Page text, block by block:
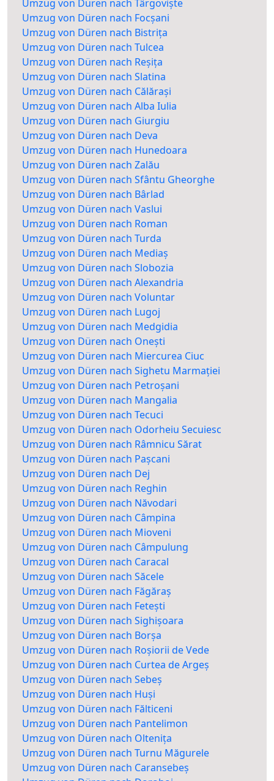
Umzug von Düren nach Târgoviște
Umzug von Düren nach Focșani
Umzug von Düren nach Bistrița
Umzug von Düren nach Tulcea
Umzug von Düren nach Reșița
Umzug von Düren nach Slatina
Umzug von Düren nach Călărași
Umzug von Düren nach Alba Iulia
Umzug von Düren nach Giurgiu
Umzug von Düren nach Deva
Umzug von Düren nach Hunedoara
Umzug von Düren nach Zalău
Umzug von Düren nach Sfântu Gheorghe
Umzug von Düren nach Bârlad
Umzug von Düren nach Vaslui
Umzug von Düren nach Roman
Umzug von Düren nach Turda
Umzug von Düren nach Mediaș
Umzug von Düren nach Slobozia
Umzug von Düren nach Alexandria
Umzug von Düren nach Voluntar
Umzug von Düren nach Lugoj
Umzug von Düren nach Medgidia
Umzug von Düren nach Onești
Umzug von Düren nach Miercurea Ciuc
Umzug von Düren nach Sighetu Marmației
Umzug von Düren nach Petroșani
Umzug von Düren nach Mangalia
Umzug von Düren nach Tecuci
Umzug von Düren nach Odorheiu Secuiesc
Umzug von Düren nach Râmnicu Sărat
Umzug von Düren nach Pașcani
Umzug von Düren nach Dej
Umzug von Düren nach Reghin
Umzug von Düren nach Năvodari
Umzug von Düren nach Câmpina
Umzug von Düren nach Mioveni
Umzug von Düren nach Câmpulung
Umzug von Düren nach Caracal
Umzug von Düren nach Săcele
Umzug von Düren nach Făgăraș
Umzug von Düren nach Fetești
Umzug von Düren nach Sighișoara
Umzug von Düren nach Borșa
Umzug von Düren nach Roșiorii de Vede
Umzug von Düren nach Curtea de Argeș
Umzug von Düren nach Sebeș
Umzug von Düren nach Huși
Umzug von Düren nach Fălticeni
Umzug von Düren nach Pantelimon
Umzug von Düren nach Oltenița
Umzug von Düren nach Turnu Măgurele
Umzug von Düren nach Caransebeș